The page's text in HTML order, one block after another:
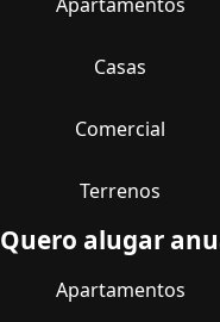
Casas
Comercial
Terrenos
Quero alugar
Apartamentos